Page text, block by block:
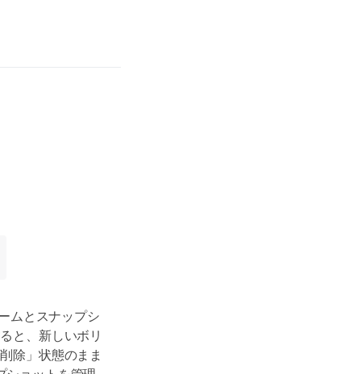
ムとスナップシ
と、新しいボリ
除」状態のまま